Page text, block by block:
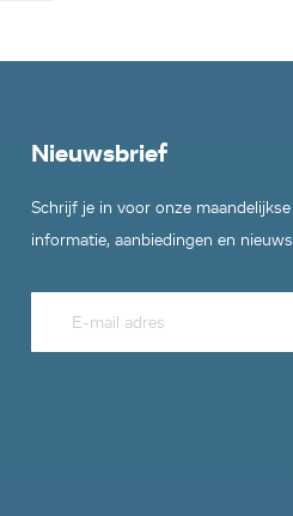
Nieuwsbrief
Schrijf je in voor onze
informatie, aanbiedingen en